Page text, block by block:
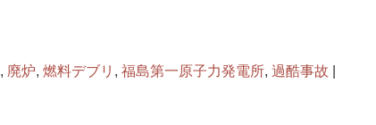
, 廃炉, 燃料デブリ , 福島第一原子力発電所, 過酷事故